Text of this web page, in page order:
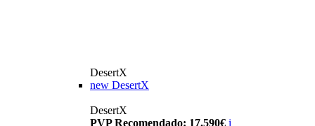
DesertX
new DesertX
DesertX
PVP Recomendado: 17.590€ i